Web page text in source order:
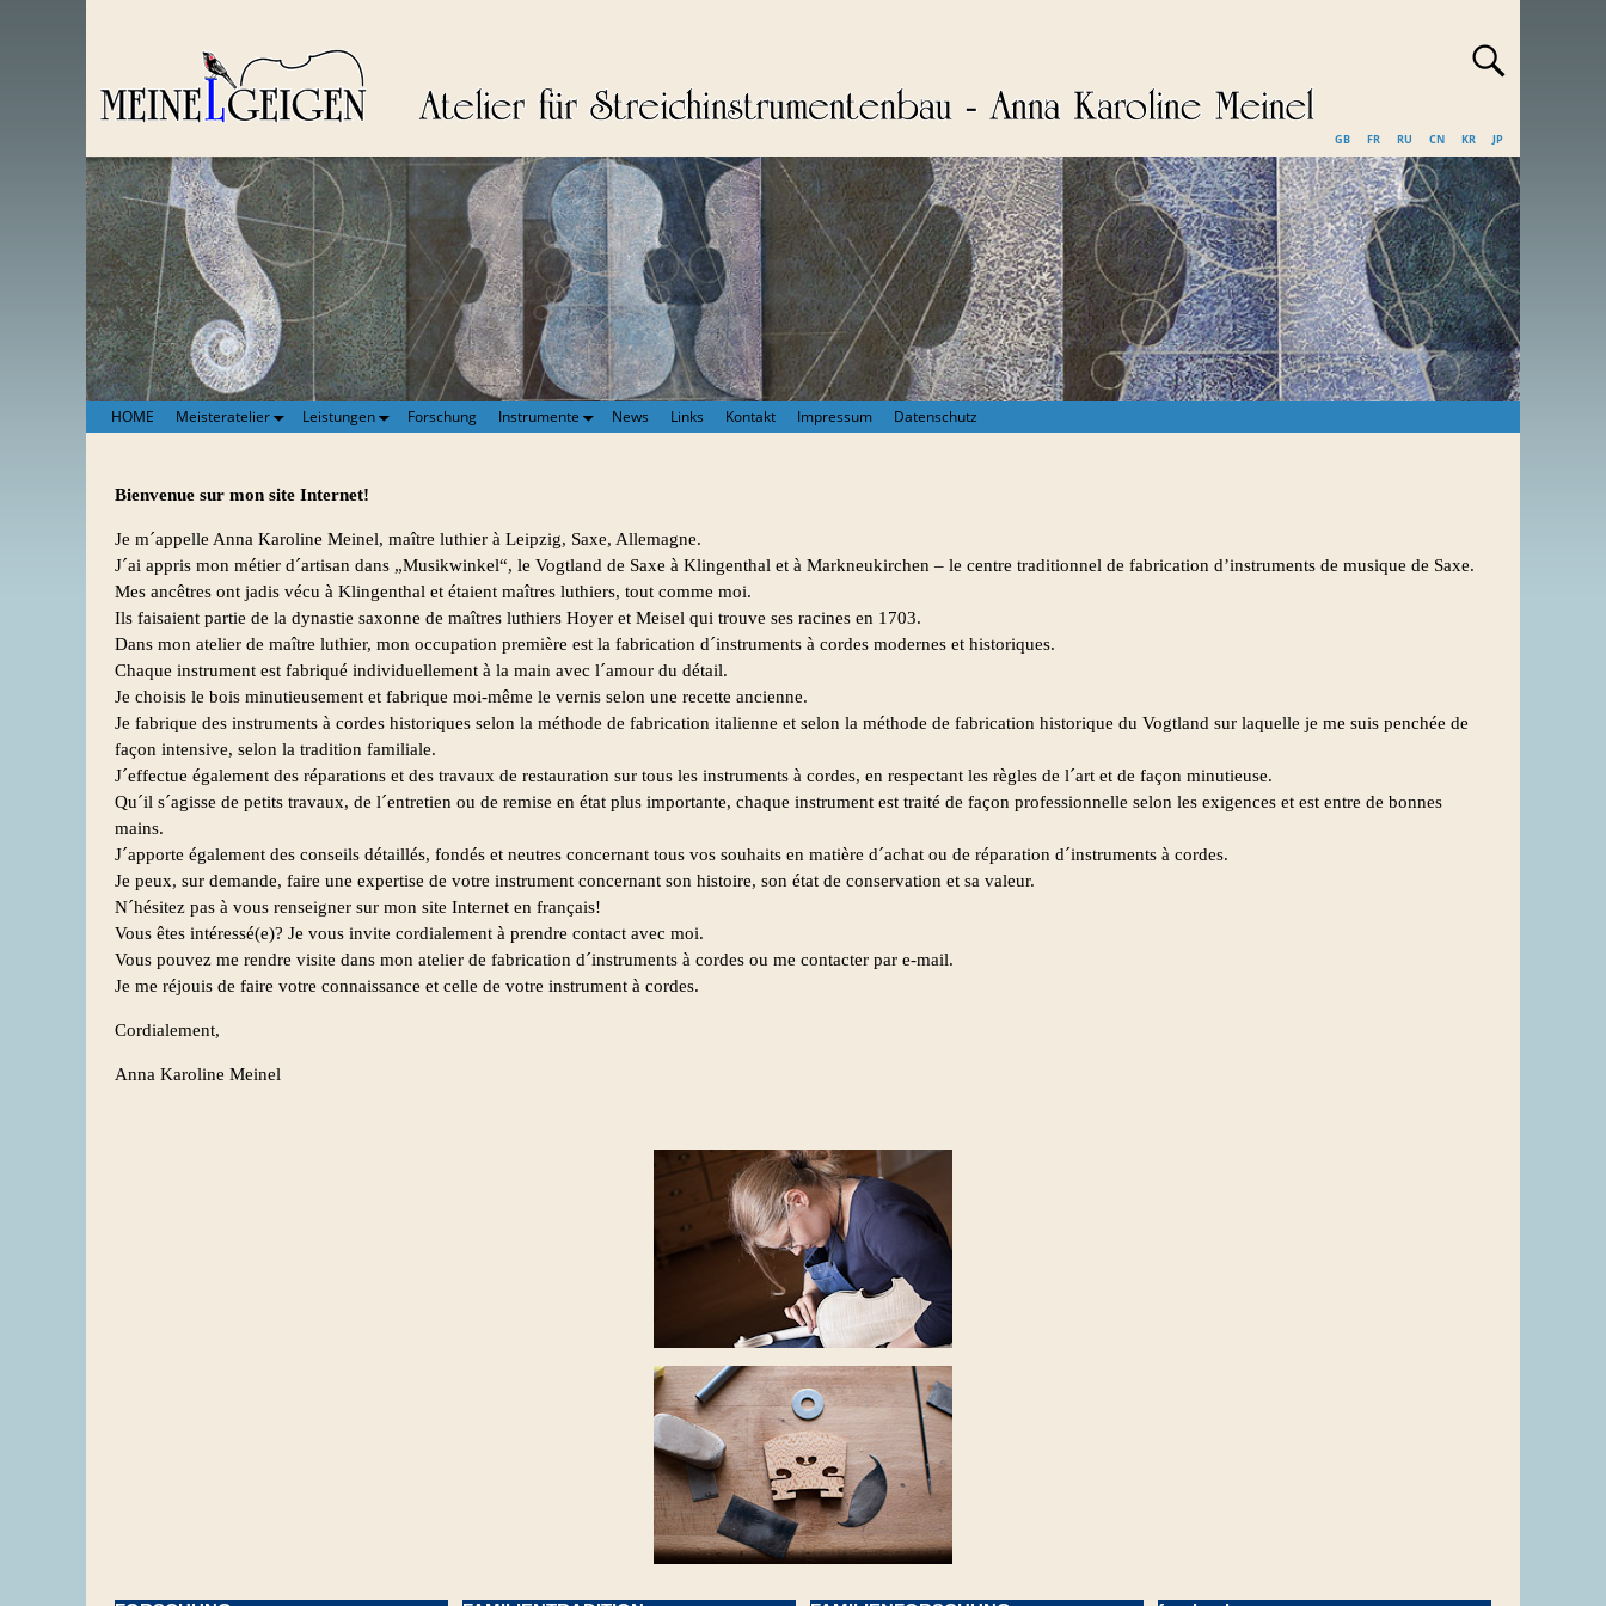
GB FR RU CN KR JP
HOME Meisteratelier Leistungen Forschung Instrumente News Links Kontakt Impressum Datenschutz
Bienvenue sur mon site Internet!
Je m´appelle Anna Karoline Meinel, maître luthier à Leipzig, Saxe, Allemagne.
J´ai appris mon métier d´artisan dans „Musikwinkel“, le Vogtland de Saxe à Klingenthal et à Markneukirchen – le centre traditionnel de fabrication d’instruments de musique de Saxe.
Mes ancêtres ont jadis vécu à Klingenthal et étaient maîtres luthiers, tout comme moi.
Ils faisaient partie de la dynastie saxonne de maîtres luthiers Hoyer et Meisel qui trouve ses racines en 1703.
Dans mon atelier de maître luthier, mon occupation première est la fabrication d´instruments à cordes modernes et historiques.
Chaque instrument est fabriqué individuellement à la main avec l´amour du détail.
Je choisis le bois minutieusement et fabrique moi-même le vernis selon une recette ancienne.
Je fabrique des instruments à cordes historiques selon la méthode de fabrication italienne et selon la méthode de fabrication historique du Vogtland sur laquelle je me suis penchée de
façon intensive, selon la tradition familiale.
J´effectue également des réparations et des travaux de restauration sur tous les instruments à cordes, en respectant les règles de l´art et de façon minutieuse.
Qu´il s´agisse de petits travaux, de l´entretien ou de remise en état plus importante, chaque instrument est traité de façon professionnelle selon les exigences et est entre de bonnes
mains.
J´apporte également des conseils détaillés, fondés et neutres concernant tous vos souhaits en matière d´achat ou de réparation d´instruments à cordes.
Je peux, sur demande, faire une expertise de votre instrument concernant son histoire, son état de conservation et sa valeur.
N´hésitez pas à vous renseigner sur mon site Internet en français!
Vous êtes intéressé(e)? Je vous invite cordialement à prendre contact avec moi.
Vous pouvez me rendre visite dans mon atelier de fabrication d´instruments à cordes ou me contacter par e-mail.
Je me réjouis de faire votre connaissance et celle de votre instrument à cordes.
Cordialement,
Anna Karoline Meinel